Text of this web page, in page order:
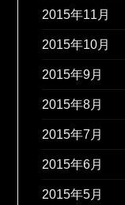
2015年11月
2015年10月
2015年9月
2015年8月
2015年7月
2015年6月
2015年5月